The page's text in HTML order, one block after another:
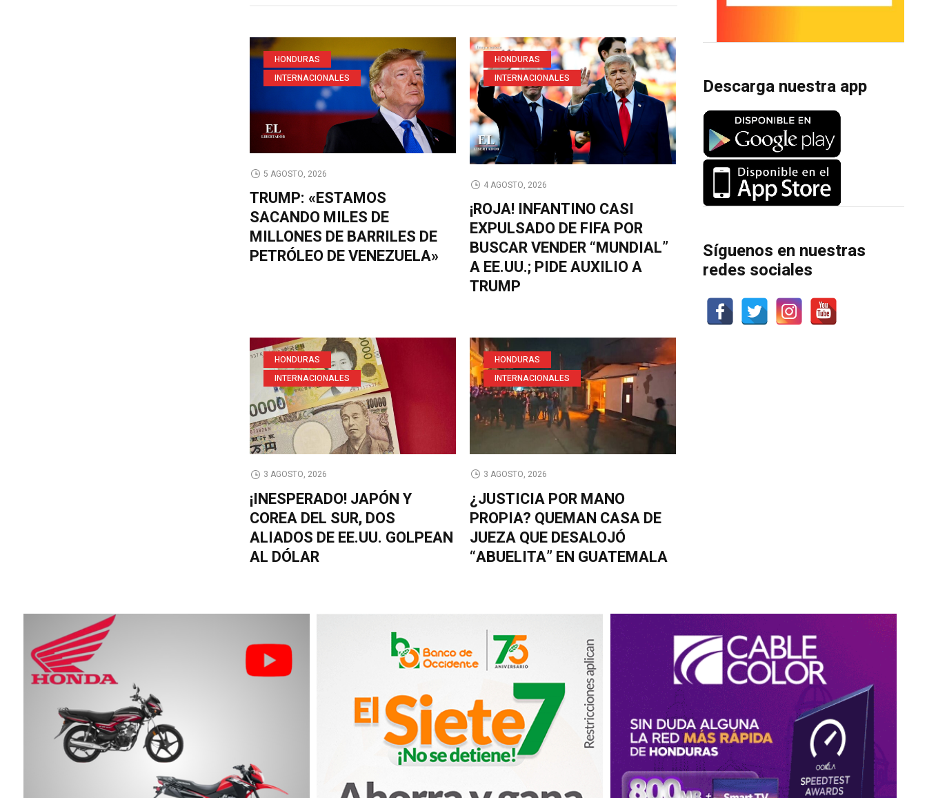
HONDURAS
INTERNACIONALES
5 AGOSTO, 2026
TRUMP: «ESTAMOS
SACANDO MILES DE
MILLONES DE BARRILES DE
PETRÓLEO DE VENEZUELA»
HONDURAS
INTERNACIONALES
4 AGOSTO, 2026
¡ROJA! INFANTINO CASI
EXPULSADO DE FIFA POR
BUSCAR VENDER “MUNDIAL”
A EE.UU.; PIDE AUXILIO A
TRUMP
HONDURAS
INTERNACIONALES
3 AGOSTO, 2026
¡INESPERADO! JAPÓN Y
COREA DEL SUR, DOS
ALIADOS DE EE.UU. GOLPEAN
AL DÓLAR
HONDURAS
INTERNACIONALES
3 AGOSTO, 2026
¿JUSTICIA POR MANO
PROPIA? QUEMAN CASA DE
JUEZA QUE DESALOJÓ
“ABUELITA” EN GUATEMALA
Descarga nuestra app
Síguenos en nuestras
redes sociales